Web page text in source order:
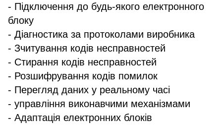
- Підключення до будь-якого електронного
блоку
- Діагностика за протоколами виробника
- Зчитування кодів несправностей
- Стирання кодів несправностей
- Розшифрування кодів помилок
- Перегляд даних у реальному часі
- управління виконавчими механізмами
- Адаптація електронних блоків